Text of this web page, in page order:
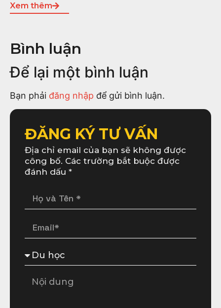
Xem thêm
Bình luận
Để lại một bình luận
Bạn phải đăng nhập để gửi bình luận.
ĐĂNG KÝ TƯ VẤN
Địa chỉ email của bạn sẽ không được
công bố. Các trường bắt buộc được
đánh dấu *